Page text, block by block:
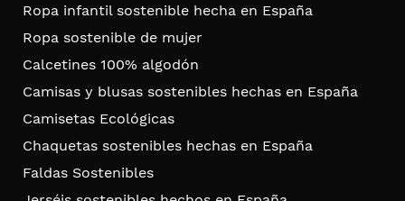
Ropa infantil sostenible hecha en España
Ropa sostenible de mujer
Calcetines 100% algodón
Camisas y blusas sostenibles hechas en España
Camisetas Ecológicas
Chaquetas sostenibles hechas en España
Faldas Sostenibles